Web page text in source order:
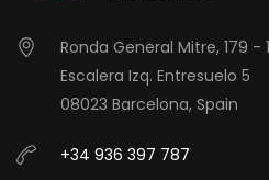
Ronda General Mitre, 179 -
Escalera Izq. Entresuelo 5
08023 Barcelona, Spain
+34 936 397 787